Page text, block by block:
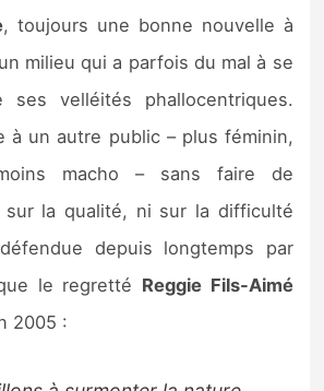
, toujours une bonne nouvelle à
milieu qui a parfois du mal à se
ses velléités phallocentriques.
à un autre public – plus féminin,
macho – sans faire de
sur la qualité, ni sur la difficulté
depuis longtemps par
le regretté Reggie Fils-Aimé
2005 :